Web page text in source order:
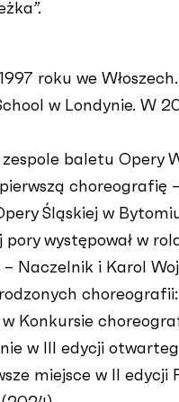
roku we
w Londynie. W
baletu
choreografię
Śląskiej w
pory występował w
Naczelnik i Karol
choreografii:
w Konkursie
w III edycji
miejsce w II